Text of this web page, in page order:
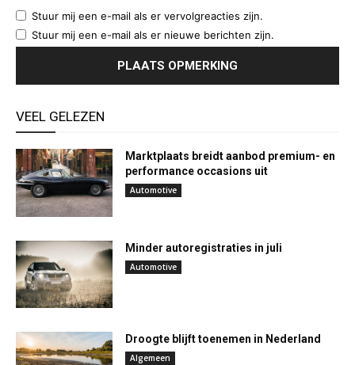
Stuur mij een e-mail als er vervolgreacties zijn.
Stuur mij een e-mail als er nieuwe berichten zijn.
VEEL GELEZEN
Marktplaats breidt aanbod premium- en
performance occasions uit
Automotive
Minder autoregistraties in juli
Automotive
Droogte blijft toenemen in Nederland
Algemeen